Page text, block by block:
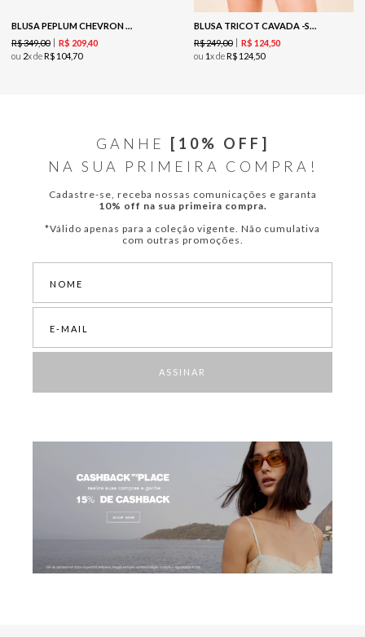
BLUSA PEPLUM CHEVRON - PRETO
R$349,00 R$ 20940
ou 2x deR$ 10470
BLUSA TRICOT CAVADA -SCARLET
R$249,00 R$ 124 50
ou 1x deR$ 124 50
GANHE
[10% OFF]
NA SUA PRIMEIRA COMPRA!
Cadastre-se, receba nossas comunicações e garanta
10% off na sua primeira compra.
*Válido apenas para a coleção vigente. Não cumulativa
com outras promoções.
ASSINAR